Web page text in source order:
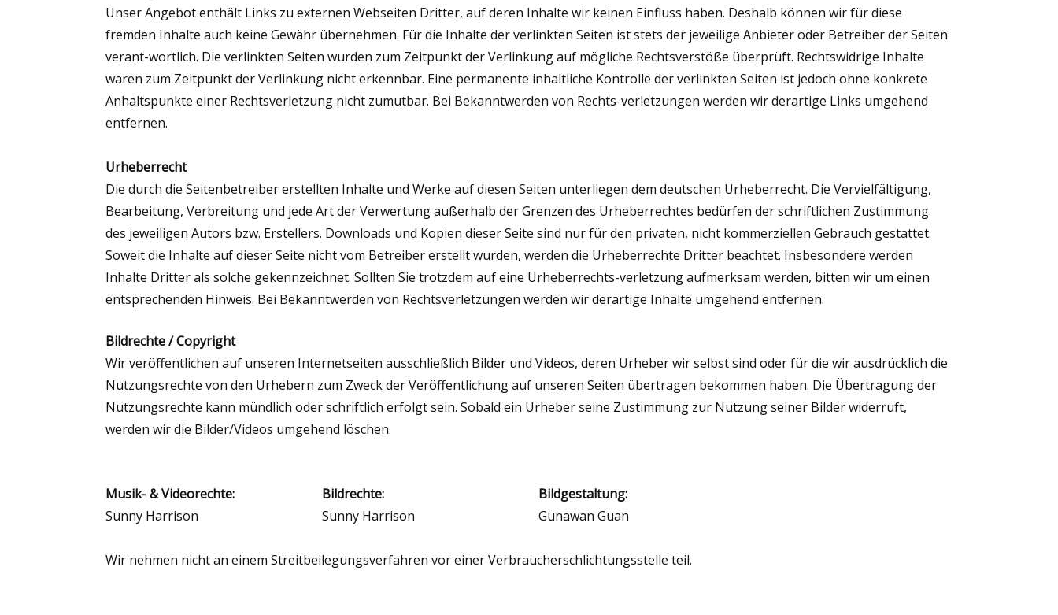
Unser Angebot enthält Links zu externen Webseiten Dritter, auf deren Inhalte wir keinen Einfluss haben. Deshalb können wir für diese
fremden Inhalte auch keine Gewähr übernehmen. Für die Inhalte der verlinkten Seiten ist stets der jeweilige Anbieter oder Betreiber der Seiten
verant-wortlich. Die verlinkten Seiten wurden zum Zeitpunkt der Verlinkung auf mögliche Rechtsverstöße überprüft. Rechtswidrige Inhalte
waren zum Zeitpunkt der Verlinkung nicht erkennbar. Eine permanente inhaltliche Kontrolle der verlinkten Seiten ist jedoch ohne konkrete
Anhaltspunkte einer Rechtsverletzung nicht zumutbar. Bei Bekanntwerden von Rechts-verletzungen werden wir derartige Links umgehend
entfernen.
Urheberrecht
Die durch die Seitenbetreiber erstellten Inhalte und Werke auf diesen Seiten unterliegen dem deutschen Urheberrecht. Die Vervielfältigung,
Bearbeitung, Verbreitung und jede Art der Verwertung außerhalb der Grenzen des Urheberrechtes bedürfen der schriftlichen Zustimmung
des jeweiligen Autors bzw. Erstellers. Downloads und Kopien dieser Seite sind nur für den privaten, nicht kommerziellen Gebrauch gestattet.
Soweit die Inhalte auf dieser Seite nicht vom Betreiber erstellt wurden, werden die Urheberrechte Dritter beachtet. Insbesondere werden
Inhalte Dritter als solche gekennzeichnet. Sollten Sie trotzdem auf eine Urheberrechts-verletzung aufmerksam werden, bitten wir um einen
entsprechenden Hinweis. Bei Bekanntwerden von Rechtsverletzungen werden wir derartige Inhalte umgehend entfernen.
Bildrechte / Copyright
Wir veröffentlichen auf unseren Internetseiten ausschließlich Bilder und Videos, deren Urheber wir selbst sind oder für die wir ausdrücklich die
Nutzungsrechte von den Urhebern zum Zweck der Veröffentlichung auf unseren Seiten übertragen bekommen haben. Die Übertragung der
Nutzungsrechte kann mündlich oder schriftlich erfolgt sein. Sobald ein Urheber seine Zustimmung zur Nutzung seiner Bilder widerruft,
werden wir die Bilder/Videos umgehend löschen.
Musik- & Videorechte:
Sunny Harrison
Bildrechte:
Sunny Harrison
Bildgestaltung:
Gunawan Guan
Wir nehmen nicht an einem Streitbeilegungsverfahren vor einer Verbraucherschlichtungsstelle teil.